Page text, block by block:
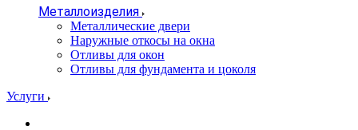
Металлоизделия
Металлические двери
Наружные откосы на окна
Отливы для окон
Отливы для фундамента и цоколя
Услуги